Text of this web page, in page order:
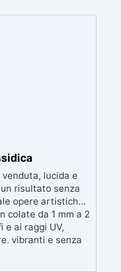
venduta, lucida e
risultato senza
opere artistiche,
colate da 1 mm a 2
e ai raggi UV,
vibranti e senza
viscosità e
impeccabili,